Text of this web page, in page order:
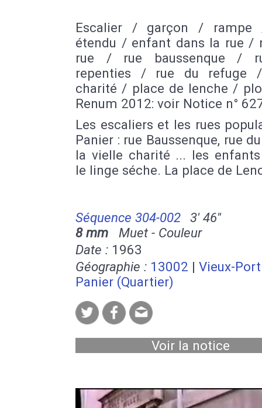
Escalier / garçon / rampe
étendu / enfant dans la rue /
rue / rue baussenque /
repenties / rue du refuge
charité / place de lenche /
Renum 2012: voir Notice n°
Les escaliers et les rues
Panier : rue Baussenque, rue
la vielle charité ... les
le linge séche. La place de
Séquence 304-002
3' 46''
8 mm Muet - Couleur
Date : 1963
Géographie : 13002 | Vieux-Port
Panier (Quartier)
Voir la notice